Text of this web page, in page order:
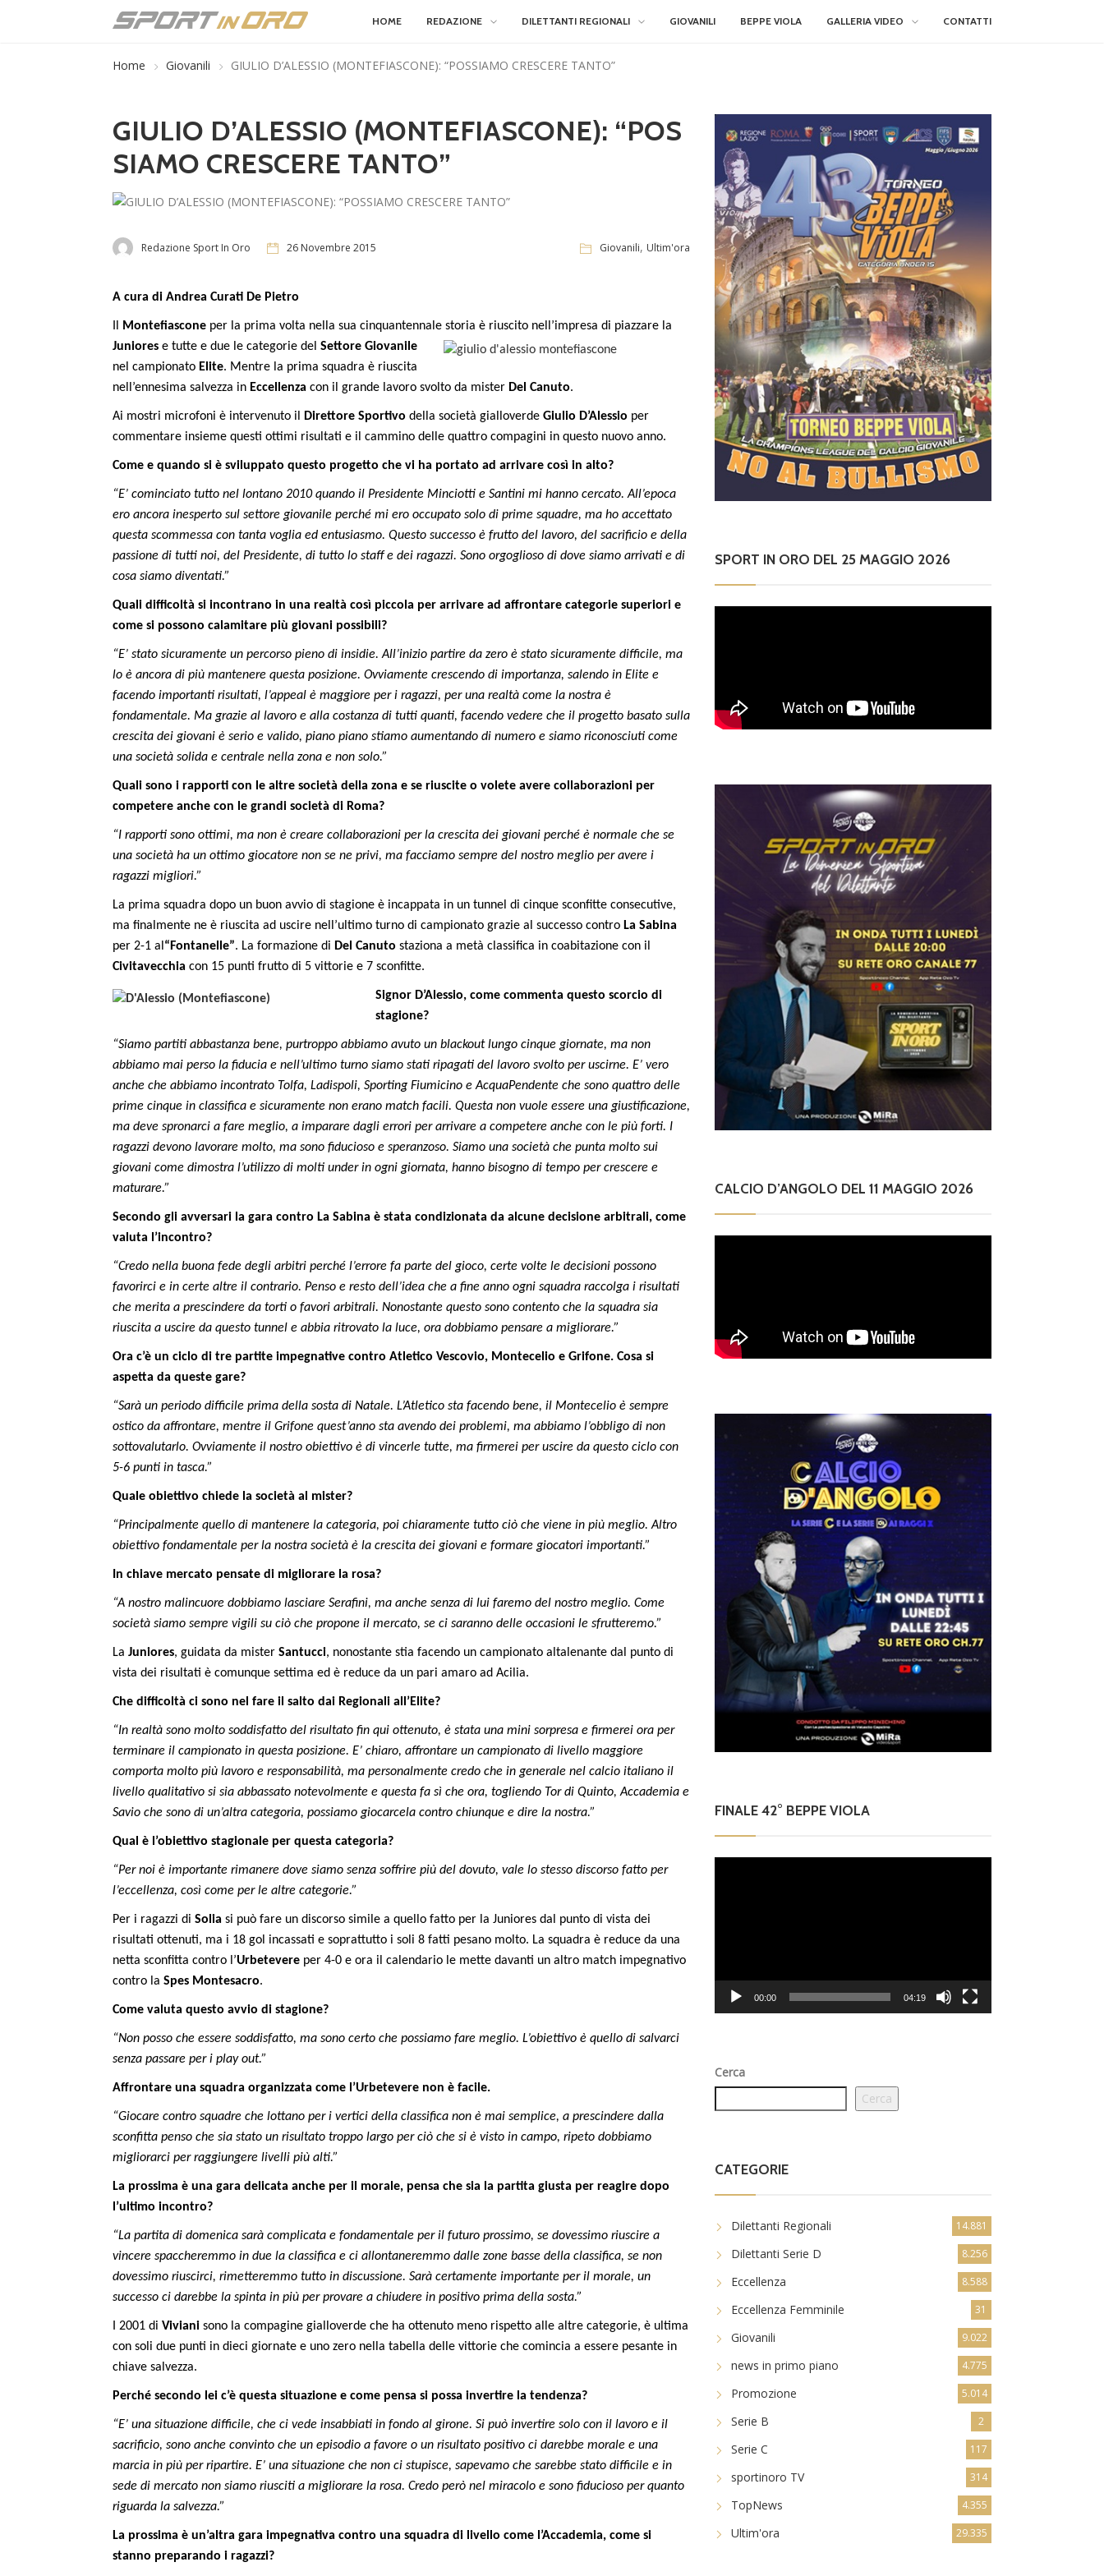
HOME REDAZIONE DILETTANTI REGIONALI GIOVANILI BEPPE VIOLA GALLERIA VIDEO CONTATTI
Home Giovanili GIULIO D’ALESSIO (MONTEFIASCONE): “POSSIAMO CRESCERE TANTO”
GIULIO D’ALESSIO (MONTEFIASCONE): “POS
SIAMO CRESCERE TANTO”
Redazione Sport In Oro 26 Novembre 2015 Giovanili, Ultim'ora
A cura di Andrea Curati De Pietro
Montefiascone per la prima volta nella sua cinquantennale storia è riuscito nell’impresa di piazzare la
Juniores e tutte e due le categorie del Settore Giovanile
nel campionato Elite. Mentre la prima squadra è riuscita
nell’ennesima salvezza in Eccellenza con il grande lavoro svolto da mister Del Canuto.
Ai mostri microfoni è intervenuto il Direttore Sportivo della società gialloverde Giulio D’Alessio per
commentare insieme questi ottimi risultati e il cammino delle quattro compagini in questo nuovo anno.
Come e quando si è sviluppato questo progetto che vi ha portato ad arrivare così in alto?
“E’ cominciato tutto nel lontano 2010 quando il Presidente Minciotti e Santini mi hanno cercato. All’epoca
ero ancora inesperto sul settore giovanile perché mi ero occupato solo di prime squadre, ma ho accettato
questa scommessa con tanta voglia ed entusiasmo. Questo successo è frutto del lavoro, del sacrificio e della
passione di tutti noi, del Presidente, di tutto lo staff e dei ragazzi. Sono orgoglioso di dove siamo arrivati e di
cosa siamo diventati.”
Quali difficoltà si incontrano in una realtà così piccola per arrivare ad affrontare categorie superiori e
come si possono calamitare più giovani possibili?
“E’ stato sicuramente un percorso pieno di insidie. All’inizio partire da zero è stato sicuramente difficile, ma
lo è ancora di più mantenere questa posizione. Ovviamente crescendo di importanza, salendo in Elite e
facendo importanti risultati, l’appeal è maggiore per i ragazzi, per una realtà come la nostra è
fondamentale. Ma grazie al lavoro e alla costanza di tutti quanti, facendo vedere che il progetto basato sulla
crescita dei giovani è serio e valido, piano piano stiamo aumentando di numero e siamo riconosciuti come
una società solida e centrale nella zona e non solo.”
Quali sono i rapporti con le altre società della zona e se riuscite o volete avere collaborazioni per
competere anche con le grandi società di Roma?
“I rapporti sono ottimi, ma non è creare collaborazioni per la crescita dei giovani perché è normale che se
una società ha un ottimo giocatore non se ne privi, ma facciamo sempre del nostro meglio per avere i
ragazzi migliori.”
La prima squadra dopo un buon avvio di stagione è incappata in un tunnel di cinque sconfitte consecutive,
ma finalmente ne è riuscita ad uscire nell’ultimo turno di campionato grazie al successo contro La Sabina
per 2-1 al “Fontanelle”. La formazione di Del Canuto staziona a metà classifica in coabitazione con il
Civitavecchia con 15 punti frutto di 5 vittorie e 7 sconfitte.
Signor D’Alessio, come commenta questo scorcio di
stagione?
“Siamo partiti abbastanza bene, purtroppo abbiamo avuto un blackout lungo cinque giornate, ma non
abbiamo mai perso la fiducia e nell’ultimo turno siamo stati ripagati del lavoro svolto per uscirne. E’ vero
anche che abbiamo incontrato Tolfa, Ladispoli, Sporting Fiumicino e AcquaPendente che sono quattro delle
prime cinque in classifica e sicuramente non erano match facili. Questa non vuole essere una giustificazione,
ma deve spronarci a fare meglio, a imparare dagli errori per arrivare a competere anche con le più forti. I
ragazzi devono lavorare molto, ma sono fiducioso e speranzoso. Siamo una società che punta molto sui
giovani come dimostra l’utilizzo di molti under in ogni giornata, hanno bisogno di tempo per crescere e
maturare.”
Secondo gli avversari la gara contro La Sabina è stata condizionata da alcune decisione arbitrali, come
valuta l’incontro?
“Credo nella buona fede degli arbitri perché l’errore fa parte del gioco, certe volte le decisioni possono
favorirci e in certe altre il contrario. Penso e resto dell’idea che a fine anno ogni squadra raccolga i risultati
che merita a prescindere da torti o favori arbitrali. Nonostante questo sono contento che la squadra sia
riuscita a uscire da questo tunnel e abbia ritrovato la luce, ora dobbiamo pensare a migliorare.”
Ora c’è un ciclo di tre partite impegnative contro Atletico Vescovio, Montecelio e Grifone. Cosa si
aspetta da queste gare?
“Sarà un periodo difficile prima della sosta di Natale. L’Atletico sta facendo bene, il Montecelio è sempre
ostico da affrontare, mentre il Grifone quest’anno sta avendo dei problemi, ma abbiamo l’obbligo di non
sottovalutarlo. Ovviamente il nostro obiettivo è di vincerle tutte, ma firmerei per uscire da questo ciclo con
5-6 punti in tasca.”
Quale obiettivo chiede la società al mister?
“Principalmente quello di mantenere la categoria, poi chiaramente tutto ciò che viene in più meglio. Altro
obiettivo fondamentale per la nostra società è la crescita dei giovani e formare giocatori importanti.”
In chiave mercato pensate di migliorare la rosa?
“A nostro malincuore dobbiamo lasciare Serafini, ma anche senza di lui faremo del nostro meglio. Come
società siamo sempre vigili su ciò che propone il mercato, se ci saranno delle occasioni le sfrutteremo.”
La Juniores, guidata da mister Santucci, nonostante stia facendo un campionato altalenante dal punto di
vista dei risultati è comunque settima ed è reduce da un pari amaro ad Acilia.
Che difficoltà ci sono nel fare il salto dai Regionali all’Elite?
“In realtà sono molto soddisfatto del risultato fin qui ottenuto, è stata una mini sorpresa e firmerei ora per
terminare il campionato in questa posizione. E’ chiaro, affrontare un campionato di livello maggiore
comporta molto più lavoro e responsabilità, ma personalmente credo che in generale nel calcio italiano il
livello qualitativo si sia abbassato notevolmente e questa fa sì che ora, togliendo Tor di Quinto, Accademia e
Savio che sono di un’altra categoria, possiamo giocarcela contro chiunque e dire la nostra.”
Qual è l’obiettivo stagionale per questa categoria?
“Per noi è importante rimanere dove siamo senza soffrire più del dovuto, vale lo stesso discorso fatto per
l’eccellenza, così come per le altre categorie.”
Per i ragazzi di Solia si può fare un discorso simile a quello fatto per la Juniores dal punto di vista dei
risultati ottenuti, ma i 18 gol incassati e soprattutto i soli 8 fatti pesano molto. La squadra è reduce da una
netta sconfitta contro l’Urbetevere per 4-0 e ora il calendario le mette davanti un altro match impegnativo
contro la Spes Montesacro.
Come valuta questo avvio di stagione?
“Non posso che essere soddisfatto, ma sono certo che possiamo fare meglio. L’obiettivo è quello di salvarci
senza passare per i play out.”
Affrontare una squadra organizzata come l’Urbetevere non è facile.
“Giocare contro squadre che lottano per i vertici della classifica non è mai semplice, a prescindere dalla
sconfitta penso che sia stato un risultato troppo largo per ciò che si è visto in campo, ripeto dobbiamo
migliorarci per raggiungere livelli più alti.”
La prossima è una gara delicata anche per il morale, pensa che sia la partita giusta per reagire dopo
l’ultimo incontro?
“La partita di domenica sarà complicata e fondamentale per il futuro prossimo, se dovessimo riuscire a
vincere spaccheremmo in due la classifica e ci allontaneremmo dalle zone basse della classifica, se non
dovessimo riuscirci, rimetteremmo tutto in discussione. Sarà certamente importante per il morale, un
successo ci darebbe la spinta in più per provare a chiudere in positivo prima della sosta.”
I 2001 di Viviani sono la compagine gialloverde che ha ottenuto meno rispetto alle altre categorie, è ultima
con soli due punti in dieci giornate e uno zero nella tabella delle vittorie che comincia a essere pesante in
chiave salvezza.
Perché secondo lei c’è questa situazione e come pensa si possa invertire la tendenza?
“E’ una situazione difficile, che ci vede insabbiati in fondo al girone. Si può invertire solo con il lavoro e il
sacrificio, sono anche convinto che un episodio a favore o un risultato positivo ci darebbe morale e una
marcia in più per ripartire. E’ una situazione che non ci stupisce, sapevamo che sarebbe stato difficile e in
sede di mercato non siamo riusciti a migliorare la rosa. Credo però nel miracolo e sono fiducioso per quanto
riguarda la salvezza.”
La prossima è un’altra gara impegnativa contro una squadra di livello come l’Accademia, come si
stanno preparando i ragazzi?
SPORT IN ORO DEL 25 MAGGIO 2026
CALCIO D’ANGOLO DEL 11 MAGGIO 2026
FINALE 42° BEPPE VIOLA
00:00 04:19
Cerca
Cerca
CATEGORIE
Dilettanti Regionali 14.881
Dilettanti Serie D 8.256
Eccellenza 8.588
Eccellenza Femminile 31
Giovanili 9.022
news in primo piano 4.775
Promozione 5.014
Serie B 2
Serie C 117
sportinoro TV 314
TopNews 4.355
Ultim'ora 29.335